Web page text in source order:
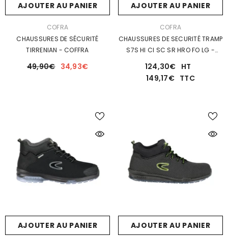
AJOUTER AU PANIER
DISTRIBUTEUR :COFRA
CHAUSSURES DE SÉCURITÉ
TIRRENIAN - COFFRA
49,90€ 34,93€
AJOUTER AU PANIER
DISTRIBUTEUR :COFRA
CHAUSSURES DE SECURITÉ TRAMP
S7S HI CI SC SR HRO FO LG -
124,30€ HT
149,17€ TTC
AJOUTER AU PANIER AJOUTER AU PANIER